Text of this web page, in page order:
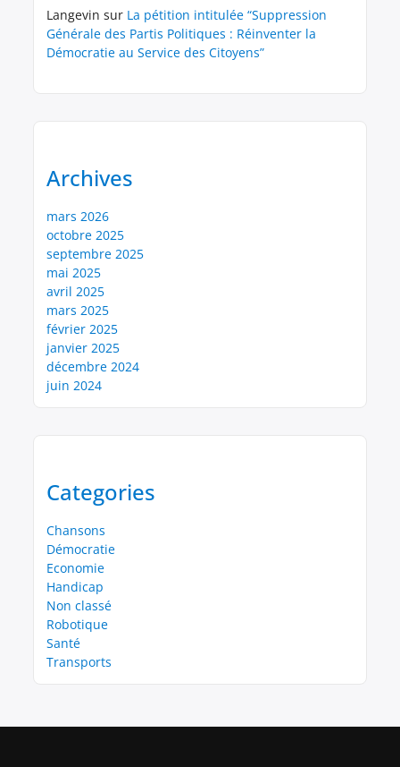
Langevin sur La pétition intitulée “Suppression
Générale des Partis Politiques : Réinventer la
Démocratie au Service des Citoyens”
Archives
mars 2026
octobre 2025
septembre 2025
mai 2025
avril 2025
mars 2025
février 2025
janvier 2025
décembre 2024
juin 2024
Categories
Chansons
Démocratie
Economie
Handicap
Non classé
Robotique
Santé
Transports